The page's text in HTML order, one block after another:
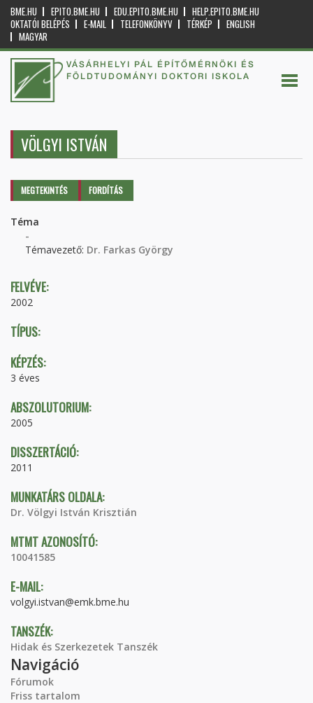
BME.HU EPITO.BME.HU EDU.EPITO.BME.HU
HELP.EPITO.BME.HU
OKTATÓI BELÉPÉS
E-MAIL TELEFONKÖNYV TÉRKÉP
ENGLISH
MAGYAR
VÁSÁRHELYI PÁL ÉPÍTŐMÉRNÖKI ÉS
FÖLDTUDOMÁNYI DOKTORI ISKOLA
VÖLGYI ISTVÁN
Elsődleges fülek
MEGTEKINTÉS (AKTÍVFORDÍTÁS
Téma
-
Témavezető: Dr. Farkas György
FELVÉVE:
2002
TÍPUS:
KÉPZÉS:
3 éves
ABSZOLUTORIUM:
2005
DISSZERTÁCIÓ:
2011
MUNKATÁRS OLDALA:
Dr. Völgyi István Krisztián
MTMT AZONOSÍTÓ:
10041585
E-MAIL:
volgyi.istvan@emk.bme.hu
TANSZÉK:
Hidak és Szerkezetek Tanszék
Navigáció
Fórumok
Friss tartalom